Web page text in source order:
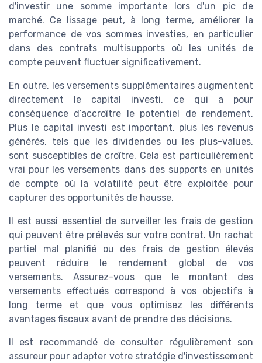
d'investir une somme importante lors d'un pic de
marché. Ce lissage peut, à long terme, améliorer la
performance de vos sommes investies, en particulier
dans des contrats multisupports où les unités de
compte peuvent fluctuer significativement.
En outre, les versements supplémentaires augmentent
directement le capital investi, ce qui a pour
conséquence d’accroître le potentiel de rendement.
Plus le capital investi est important, plus les revenus
générés, tels que les dividendes ou les plus-values,
sont susceptibles de croître. Cela est particulièrement
vrai pour les versements dans des supports en unités
de compte où la volatilité peut être exploitée pour
capturer des opportunités de hausse.
Il est aussi essentiel de surveiller les frais de gestion
qui peuvent être prélevés sur votre contrat. Un rachat
partiel mal planifié ou des frais de gestion élevés
peuvent réduire le rendement global de vos
versements. Assurez-vous que le montant des
versements effectués correspond à vos objectifs à
long terme et que vous optimisez les différents
avantages fiscaux avant de prendre des décisions.
Il est recommandé de consulter régulièrement son
assureur pour adapter votre stratégie d'investissement